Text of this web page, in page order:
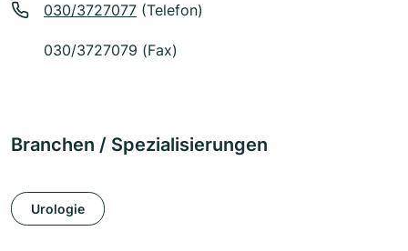
030/3727077 (Telefon)
030/3727079 (Fax)
Branchen / Spezialisierungen
Urologie